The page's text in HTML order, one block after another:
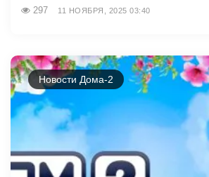
297 11 НОЯБРЯ, 2025 03:40
Новости Дома-2